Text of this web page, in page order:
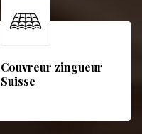
Couvreur zingueur
Suisse